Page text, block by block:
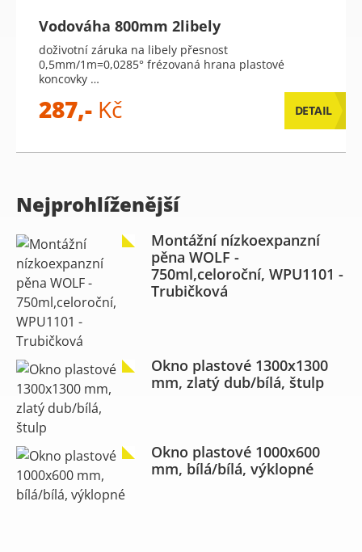
Vodováha 800mm 2libely
doživotní záruka na libely přesnost
0,5mm/1m=0,0285° frézovaná hrana plastové
koncovky …
287,- Kč DETAIL
Nejprohlíženější
Montážní nízkoexpanzní
pěna WOLF -
750ml,celoroční, WPU1101 -
Trubičková
Okno plastové 1300x1300
mm, zlatý dub/bílá, štulp
Okno plastové 1000x600
mm, bílá/bílá, výklopné